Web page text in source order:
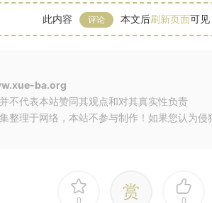
此内容 评论 本文后刷新页面可见
ba.org
不代表本站赞同其观点和对其真实性负责
整理于网络，本站不参与制作！如果您认为
0 赏 0